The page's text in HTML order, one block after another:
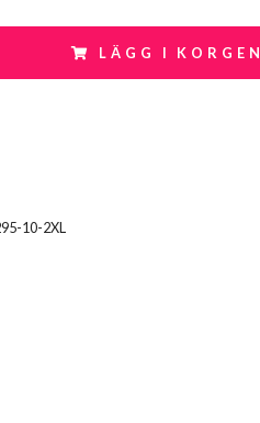
LÄGG I KORGEN
10-2XL